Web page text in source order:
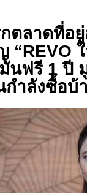
ตลาดที่อ
“REVO
นฟรี 1 ปี
ำลังซื้อบ้